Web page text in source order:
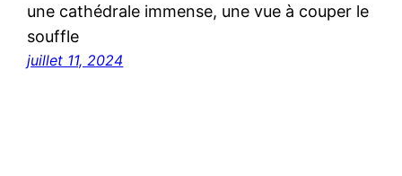
une cathédrale immense, une vue à couper le
souffle
juillet 11, 2024